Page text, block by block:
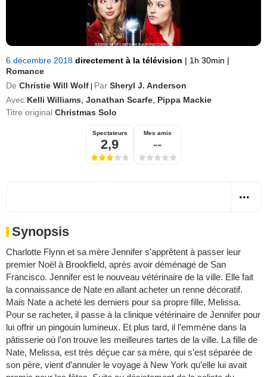
6 décembre 2018 directement à la télévision | 1h 30min |
Romance
De Christie Will Wolf Par Sheryl J. Anderson
Avec Kelli Williams Jonathan Scarfe Pippa Mackie
Titre original Christmas Solo
Spectateurs
2,9
Mes amis
--
Synopsis
Charlotte Flynn et sa mère Jennifer s’apprêtent à passer leur
premier Noël à Brookfield, après avoir déménagé de San
Francisco. Jennifer est le nouveau vétérinaire de la ville. Elle fait
la connaissance de Nate en allant acheter un renne décoratif.
Mais Nate a acheté les derniers pour sa propre fille, Melissa.
Pour se racheter, il passe à la clinique vétérinaire de Jennifer pour
lui offrir un pingouin lumineux. Et plus tard, il l’emmène dans la
pâtisserie où l’on trouve les meilleures tartes de la ville. La fille de
Nate, Melissa, est très déçue car sa mère, qui s’est séparée de
son père, vient d’annuler le voyage à New York qu’elle lui avait